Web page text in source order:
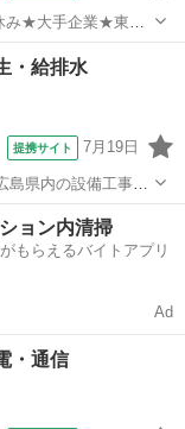
み★大手企業★東広
】 電気施工管理 ◆
・給排水
提携サイト 7月19日
設備に関
ョン内清掃
もらえるバイトアプリ
Ad
・通信